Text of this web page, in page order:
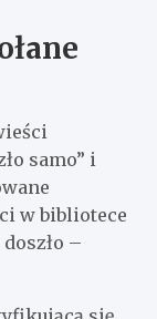
samo” i
w bibliotece
–